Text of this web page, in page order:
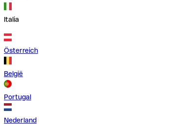
Italia
Österreich
België
Portugal
Nederland